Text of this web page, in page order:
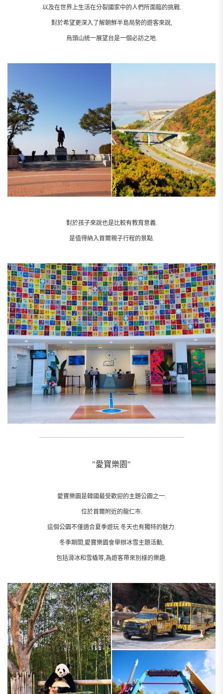
以及在世界上生活在分裂國家中的人們所面臨的挑戰.
對於希望更深入了解朝鮮半島局勢的遊客來說,
烏頭山統一展望台是一個必訪之地.
對於孩子來說也是比較有教育意義.
是值得納入首爾親子行程的景點.
"愛寶樂園"
愛寶樂園是韓國最受歡迎的主題公園之一.
位於首爾附近的龍仁市.
這個公園不僅適合夏季遊玩.冬天也有獨特的魅力.
冬季期間,愛寶樂園會舉辦冰雪主題活動,
包括滑冰和雪橇等,為遊客帶來別樣的樂趣.